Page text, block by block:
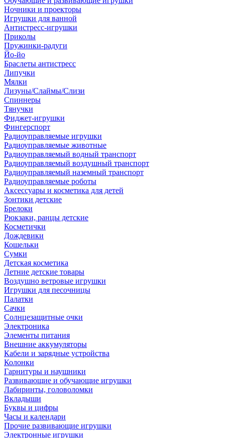
Ночники и проекторы
Игрушки для ванной
Антистресс-игрушки
Приколы
Пружинки-радуги
Йо-йо
Браслеты антистресс
Липучки
Мялки
Лизуны/Слаймы/Слизи
Спиннеры
Тянучки
Фиджет-игрушки
Фингерспорт
Радиоуправляемые игрушки
Радиоуправляемые животные
Радиоуправляемый водный транспорт
Радиоуправляемый воздушный транспорт
Радиоуправляемый наземный транспорт
Радиоуправляемые роботы
Аксессуары и косметика для детей
Зонтики детские
Брелоки
Рюкзаки, ранцы детские
Косметички
Дождевики
Кошельки
Сумки
Детская косметика
Летние детские товары
Воздушно ветровые игрушки
Игрушки для песочницы
Палатки
Сачки
Солнцезащитные очки
Электроника
Элементы питания
Внешние аккумуляторы
Кабели и зарядные устройства
Колонки
Гарнитуры и наушники
Развивающие и обучающие игрушки
Лабиринты, головоломки
Вкладыши
Буквы и цифры
Часы и календари
Прочие развивающие игрушки
Электронные игрушки